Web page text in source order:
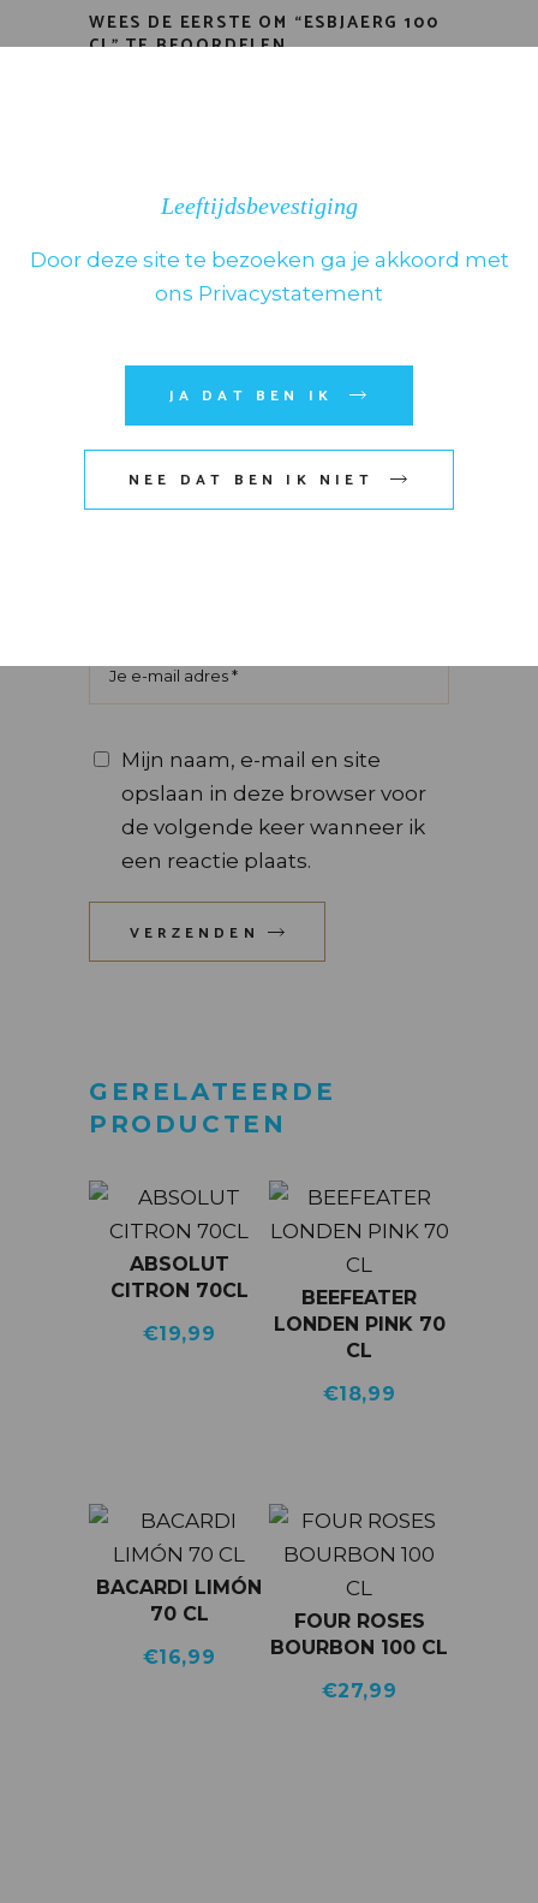
Leeftijdsbevestiging
Door deze site te bezoeken ga je akkoord met
ons Privacystatement
JA DAT BEN IK
NEE DAT BEN IK NIET
WEES DE EERSTE OM “ESBJAERG 100
CL” TE BEOORDELEN
Kies het aantal sterren
Mijn naam, e-mail en site
opslaan in deze browser voor
de volgende keer wanneer ik
een reactie plaats.
VERZENDEN
GERELATEERDE
PRODUCTEN
ABSOLUT
CITRON 70CL
€19,99
BEEFEATER
LONDEN PINK 70
CL
€18,99
BACARDI LIMÓN
70 CL
€16,99
FOUR ROSES
BOURBON 100 CL
€27,99